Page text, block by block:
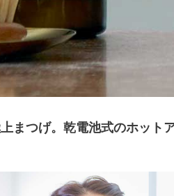
まつげ。乾電池式のホット